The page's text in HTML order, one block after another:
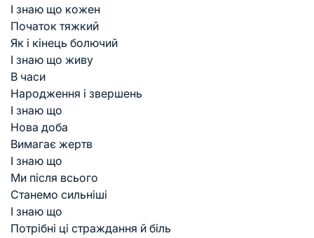
І знаю що кожен
Початок тяжкий
Як і кінець болючий
І знаю що живу
В часи
Народження і звершень
І знаю що
Нова доба
Вимагає жертв
І знаю що
Ми після всього
Станемо сильніші
І знаю що
Потрібні ці страждання й біль